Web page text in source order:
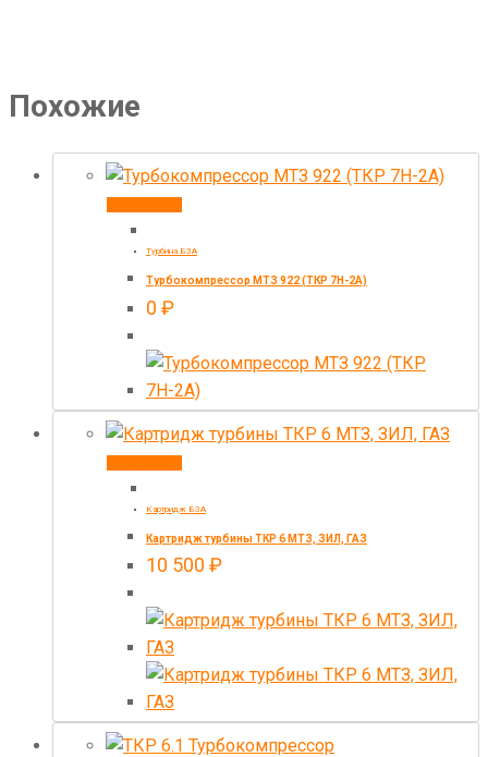
Похожие
Турбина БЗА
Турбокомпрессор МТЗ 922 (ТКР 7Н-2А)
0 ₽
Картридж БЗА
Картридж турбины ТКР 6 МТЗ, ЗИЛ, ГАЗ
10 500 ₽